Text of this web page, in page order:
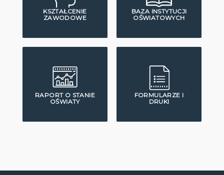
KSZTAŁCENIE
ZAWODOWE
BAZA INSTYTUCJI
OŚWIATOWYCH
RAPORT O STANIE
OŚWIATY
FORMULARZE I
DRUKI